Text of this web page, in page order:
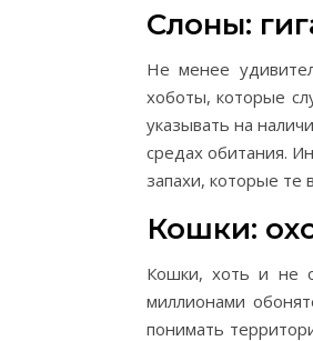
Слоны:
Не менее
хоботы, которые
указывать на
средах обитания.
запахи, которые те
Кошки:
Кошки, хоть и не
миллионами
понимать